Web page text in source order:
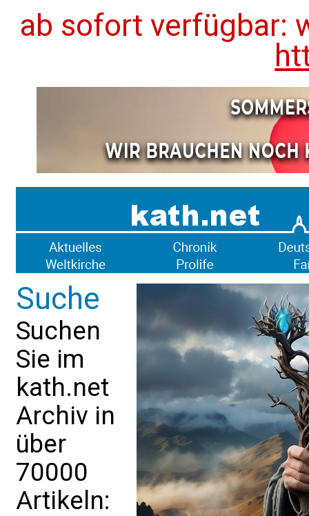
ab sofort verfügbar:
Suche
Suchen
Sie im
kath.net
Archiv in
über
70000
Artikeln: